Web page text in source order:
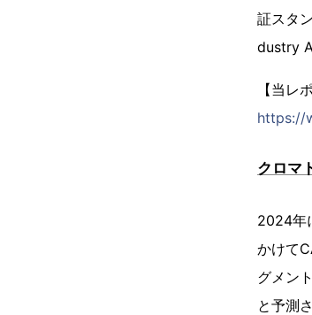
証スタ
dustry
【当レ
https://
クロマ
2024年
かけて
グメン
と予測